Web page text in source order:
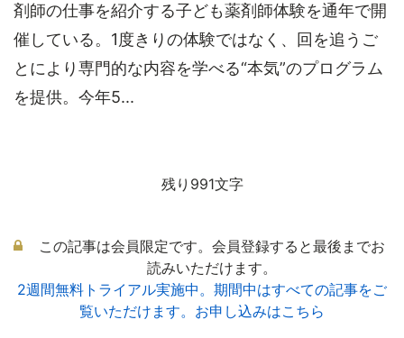
剤師の仕事を紹介する子ども薬剤師体験を通年で開
催している。1度きりの体験ではなく、回を追うご
とにより専門的な内容を学べる“本気”のプログラム
を提供。今年5...
残り991文字
この記事は会員限定です。会員登録すると最後までお
読みいただけます。
2週間無料トライアル実施中。期間中はすべての記事をご
覧いただけます。お申し込みはこちら